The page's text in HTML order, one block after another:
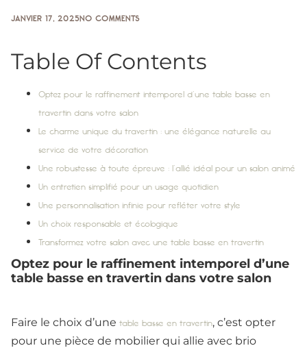
JANVIER 17, 2025NO COMMENTS
Table Of Contents
Optez pour le raffinement intemporel d’une table basse en
travertin dans votre salon
Le charme unique du travertin : une élégance naturelle au
service de votre décoration
Une robustesse à toute épreuve : l’allié idéal pour un salon animé
Un entretien simplifié pour un usage quotidien
Une personnalisation infinie pour refléter votre style
Un choix responsable et écologique
Transformez votre salon avec une table basse en travertin
Optez pour le raffinement intemporel d’une
table basse en travertin dans votre salon
Faire le choix d’une table basse en travertin, c’est opter
pour une pièce de mobilier qui allie avec brio